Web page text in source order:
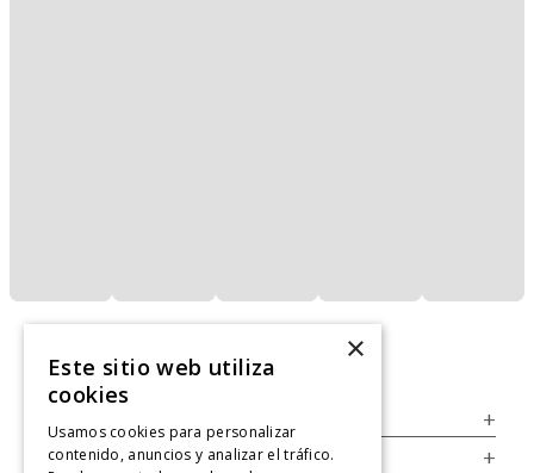
+
Legal +
×
Este sitio web utiliza
cookies
Usamos cookies para personalizar
contenido, anuncios y analizar el tráfico.